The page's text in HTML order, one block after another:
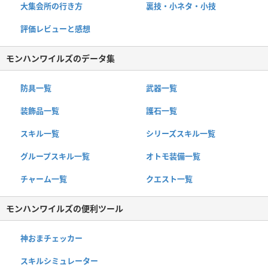
大集会所の行き方 裏技・小ネタ・小技
評価レビューと感想
モンハンワイルズのデータ集
防具一覧 武器一覧
装飾品一覧 護石一覧
スキル一覧 シリーズスキル一覧
グループスキル一覧 オトモ装備一覧
チャーム一覧 クエスト一覧
モンハンワイルズの便利ツール
神おまチェッカー
スキルシミュレーター